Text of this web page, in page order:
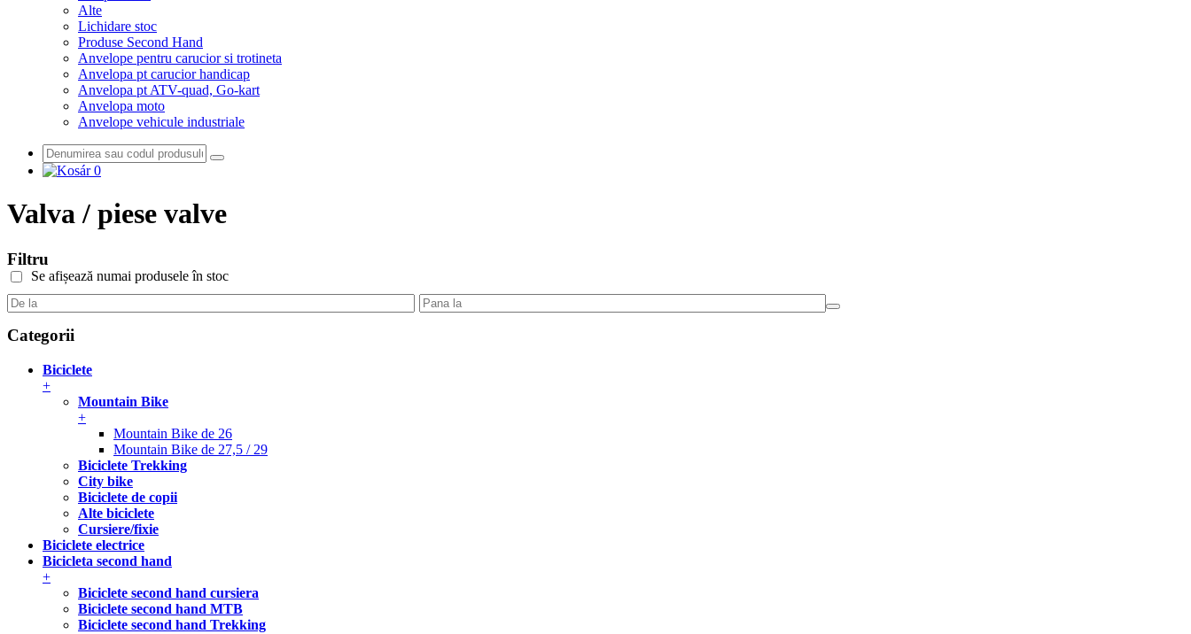
Alte
Lichidare stoc
Produse Second Hand
Anvelope pentru carucior si trotineta
Anvelopa pt carucior handicap
Anvelopa pt ATV-quad, Go-kart
Anvelopa moto
Anvelope vehicule industriale
0
Valva / piese valve
Filtru
Se afișează numai produsele în stoc
Categorii
Biciclete
+
Mountain Bike
+
Mountain Bike de 26
Mountain Bike de 27,5 / 29
Biciclete Trekking
City bike
Biciclete de copii
Alte biciclete
Cursiere/fixie
Biciclete electrice
Bicicleta second hand
+
Biciclete second hand cursiera
Biciclete second hand MTB
Biciclete second hand Trekking